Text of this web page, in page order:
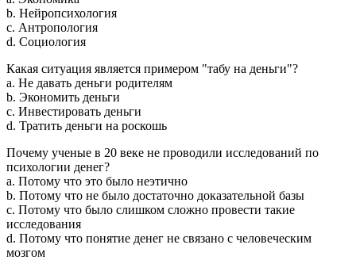
b. Нейропсихология
c. Антропология
d. Социология
Какая ситуация является примером "табу на деньги"?
a. Не давать деньги родителям
b. Экономить деньги
c. Инвестировать деньги
d. Тратить деньги на роскошь
Почему ученые в 20 веке не проводили исследований по
психологии денег?
a. Потому что это было неэтично
b. Потому что не было достаточно доказательной базы
c. Потому что было слишком сложно провести такие
исследования
d. Потому что понятие денег не связано с человеческим
мозгом